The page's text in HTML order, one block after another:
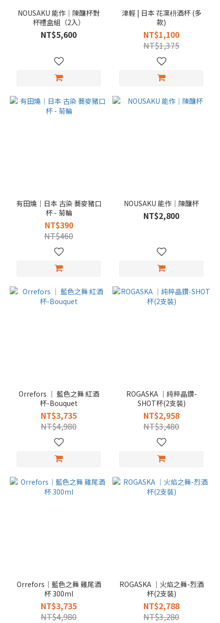
NOUSAKU 能作｜陳釀杯對
杯禮盒組（2入）
NT$5,600
津輕 | 日本 花凜枡酒杯 (多
款)
NT$1,100
NT$1,375
有田燒｜日本 古染 蕎麥豬口
杯 - 菊輪
NT$390
NT$460
NOUSAKU 能作｜陳釀杯
NT$2,800
Orrefors │ 藍色之舞 紅酒
杯-Bouquet
NT$3,735
NT$4,980
ROGASKA │純粹晶鑽-
SHOT杯(2支裝)
NT$2,958
NT$3,480
Orrefors｜藍色之舞 雞尾酒
杯 300ml
NT$3,735
NT$4,980
ROGASKA │火焰之舞-烈酒
杯(2支裝)
NT$2,788
NT$3,280